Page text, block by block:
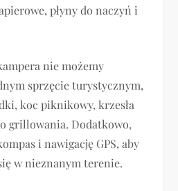
płyny do naczyń i
nie możemy
sprzęcie turystycznym,
koc piknikowy, krzesła
grillowania. Dodatkowo,
i nawigację GPS, aby
w nieznanym terenie.